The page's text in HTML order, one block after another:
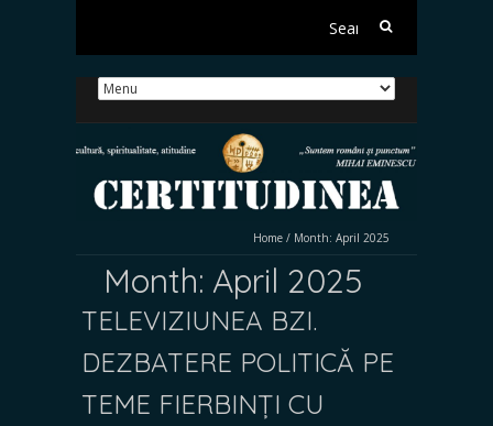
Search
Home / Month: April 2025
Month: April 2025
TELEVIZIUNEA BZI.
DEZBATERE POLITICĂ PE
TEME FIERBINȚI CU